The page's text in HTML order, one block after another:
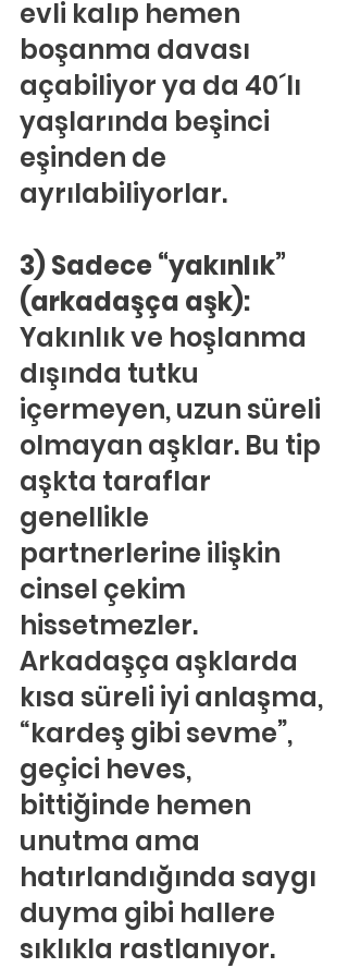
evli kalıp hemen
boşanma davası
açabiliyor ya da 40´lı
yaşlarında beşinci
eşinden de
ayrılabiliyorlar.
3) Sadece “yakınlık”
(arkadaşça aşk):
Yakınlık ve hoşlanma
dışında tutku
içermeyen, uzun süreli
olmayan aşklar. Bu tip
aşkta taraflar
genellikle
partnerlerine ilişkin
cinsel çekim
hissetmezler.
Arkadaşça aşklarda
kısa süreli iyi anlaşma,
“kardeş gibi sevme”,
geçici heves,
bittiğinde hemen
unutma ama
hatırlandığında saygı
duyma gibi hallere
sıklıkla rastlanıyor.